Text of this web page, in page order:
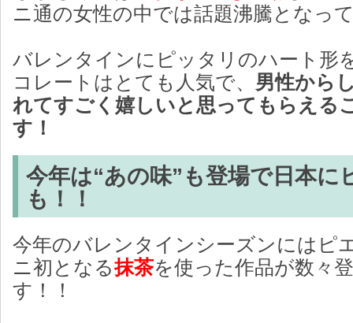
ニ通の女性の中では話題沸騰となっ
バレンタインにピッタリのハート形
コレートはとても人気で、 男性から
れてすごく嬉しいと思ってもらえる
す！
今年は“あの味”も登場で日本に
も！！
今年のバレンタインシーズンにはピ
ニ初となる抹茶を使った作品が数々
す！！